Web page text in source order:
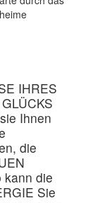
IHRES
Ihnen
die
kann die
Sie